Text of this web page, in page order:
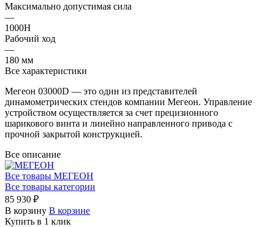
Максимально допустимая сила
—
1000Н
Рабочий ход
—
180 мм
Все характеристики
Мегеон 03000D — это один из представителей
динамометрических стендов компании Мегеон. Управление
устройством осуществляется за счет прецизионного
шарикового винта и линейно направленного привода с
прочной закрытой конструкцией.
Все описание
Все товары МЕГЕОН
Все товары категории
85 930 ₽
В корзину В корзине
Купить в 1 клик